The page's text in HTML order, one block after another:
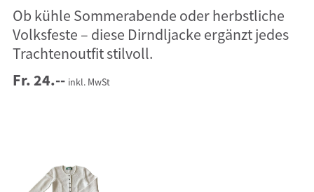
Ob kühle Sommerabende oder herbstliche
Volksfeste – diese Dirndljacke ergänzt jedes
Trachtenoutfit stilvoll.
Fr. 24.-- inkl. MwSt